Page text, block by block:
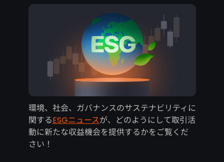
環境、社会、ガバナンスのサステナビリティに
関するESGニュースが、どのようにして取引活
動に新たな収益機会を提供するかをご覧くだ
さい！